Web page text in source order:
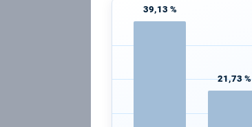
39,13 %
21,73 %